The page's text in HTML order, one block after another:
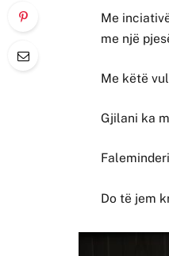
Me
me një
Me këtë
Gjilani ka
Do të jem